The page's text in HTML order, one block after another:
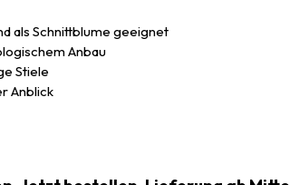
als Schnittblume geeignet
Anbau
Stiele
Anblick